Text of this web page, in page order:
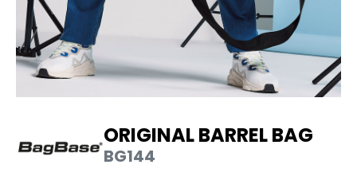
YOUR BRAND
ORIGINAL BARREL BAG
BG144